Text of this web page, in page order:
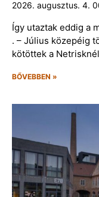
2026. augusztus. 4.
Így utaztak eddig a
. – Július közepéig
kötöttek a
BŐVEBBEN »